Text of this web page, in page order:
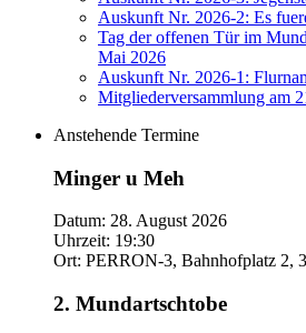
Auskunft Nr. 2026-2: Es
Tag der offenen Tür im
Mai 2026
Auskunft Nr. 2026-1:
Mitgliederversammlung am
Anstehende Termine
Minger u Meh
Datum: 28. August 2026
Uhrzeit: 19:30
Ort: PERRON-3, Bahnhofplatz 2,
2. Mundartschtobe